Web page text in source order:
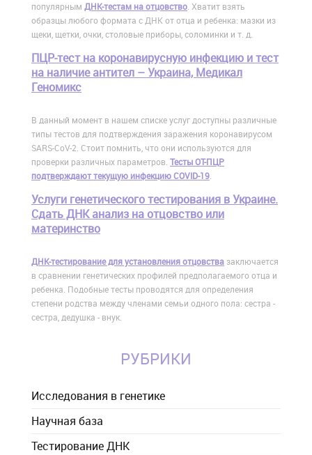
популярным ДНК-тестам на отцовство. Хватит взять
образцы любого формата с ДНК от отца и ребенка: мазки из
щеки, щетки, очки, столовые приборы, соломинки и т. д.
ПЦР-тест на коронавирусную инфекцию и тест
на наличие антител – Украина, Медикал
Геномикс
В данный момент в нашем списке услуг доступны различные
типы тестов для подтверждения заражения коронавирусом
SARS-CoV-2. Стоит помнить, что они используются для
проверки различных параметров. Тесты ОТ-ПЦР
подтверждают текущую инфекцию COVID-19.
Услуги генетического тестирования в Украине.
Сдать ДНК анализ на отцовство или
материнство
ДНК-тестирование для установления отцовствазаключается
в сравнении генетических профилей предполагаемого отца и
ребенка. Подобные тесты проводятся для определения
степени родства между членами семьи одного пола: сестра -
сестра, дедушка - внук.
РУБРИКИ
Исследования в генетике
Научная база
Тестирование ДНК